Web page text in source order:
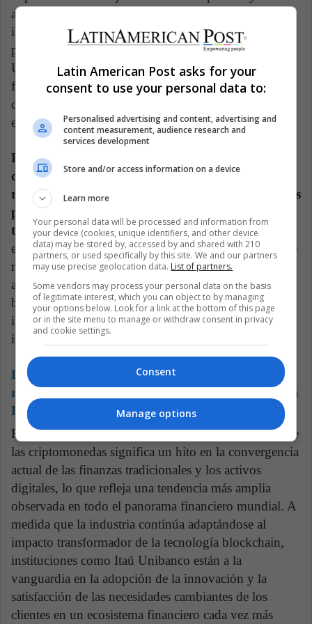
adopción de activos digitales como instrumentos de
inversión legítimos. A medida que evoluciona el
panorama regulatorio, instituciones como Itaú
Unibanco están preparadas para desempeñar un papel
fundamental a la hora de facilitar la integración de las
criptomonedas en la infraestructura financiera
establecida.
La decisión del banco de aventurarse en el
comercio de criptomonedas significa un
reconocimiento del potencial de los activos digitales
para complementar las carteras de inversión
tradicionales, ofreciendo a los clientes acceso a un
espectro más amplio de instrumentos financieros. Este
movimiento estratégico se alinea con la tendencia más
amplia de la industria de integrar activos basados en
blockchain en el marco financiero tradicional, lo que
indica un cambio de paradigma en las estrategias de
inversión y la diversificación de activos.
Lea también:
La audaz expansión de Zubale:
revolucionando el comercio electrónico en América
Latina
En general, la entrada de Itaú Unibanco al mercado de
las criptomonedas significa un hito en la convergencia
actual de las finanzas tradicionales y los activos
digitales, lo que refleja una tendencia más amplia
observada en todo el panorama financiero mundial. A
medida que la industria continúa adaptándose al
impacto transformador de la tecnología blockchain,
instituciones como Itaú Unibanco están a la
vanguardia en la adopción de la innovación y la
satisfacción de las necesidades cambiantes de los
clientes en un ecosistema financiero cada vez más
Latin American Post asks for your
consent to use your personal data to:
Personalised advertising and content, advertising and
content measurement, audience research and
services development
Store and/or access information on a device
Learn more
Your personal data will be processed and information from
your device (cookies, unique identifiers, and other device
data) may be stored by, accessed by and shared with 210
partners, or used specifically by this site. We and our partners
may use precise geolocation data. List of partners.
Some vendors may process your personal data on the basis
of legitimate interest, which you can object to by managing
your options below. Look for a link at the bottom of this page
or in the site menu to manage or withdraw consent in privacy
and cookie settings.
Consent
Manage options